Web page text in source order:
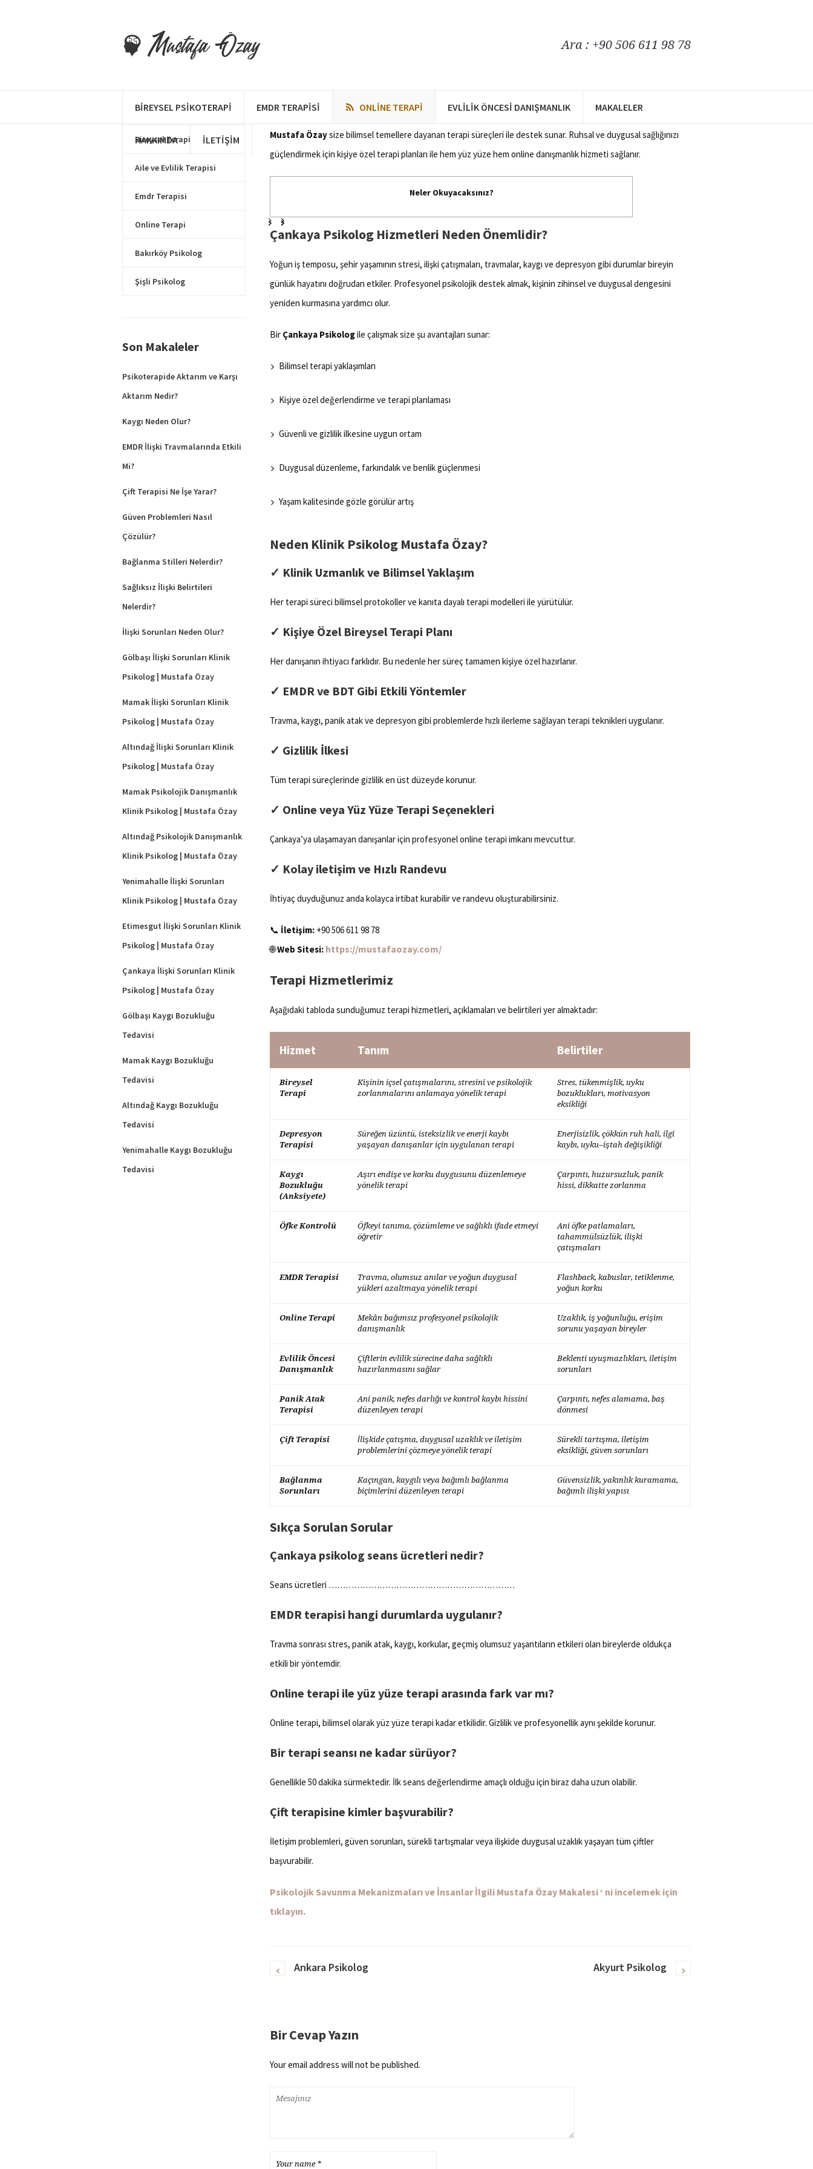
Ara : +90 506 611 98 78
BIREYSEL PSIKOTERAPI EMDR TERAPISI ONLINE TERAPI EVLILIK ÖNCESI DANIŞMANLIK MAKALELER
HAKKIMDA İLETIŞIM
Bireysel
alanında profesyonel, güvenilir ve çözüm odaklı bir psikolog arıyorsanız,
Mustafa Özaysize bilimsel temellere dayanan terapi süreçleri ile destek sunar. Ruhsal ve duygusal sağlığınızı
güçlendirmek için kişiye özel terapi planları ile hem yüz yüze hem online danışmanlık hizmeti sağlanır.
Neler Okuyacaksınız?
Çankaya Psikolog Hizmetleri Neden Önemlidir?
Yoğun iş temposu, şehir yaşamının stresi, ilişki çatışmaları, travmalar, kaygı ve depresyon gibi durumlar bireyin
günlük hayatını doğrudan etkiler. Profesyonel psikolojik destek almak, kişinin zihinsel ve duygusal dengesini
yeniden kurmasına yardımcı olur.
Bir Çankaya Psikologile çalışmak size şu avantajları sunar:
Bilimsel terapi yaklaşımları
Kişiye özel değerlendirme ve terapi planlaması
Güvenli ve gizlilik ilkesine uygun ortam
Duygusal düzenleme, farkındalık ve benlik güçlenmesi
Yaşam kalitesinde gözle görülür artış
Neden Klinik Psikolog Mustafa Özay?
✓ Klinik Uzmanlık ve Bilimsel Yaklaşım
Her terapi süreci bilimsel protokoller ve kanıta dayalı terapi modelleri ile yürütülür.
✓ Kişiye Özel Bireysel Terapi Planı
Her danışanın ihtiyacı farklıdır. Bu nedenle her süreç tamamen kişiye özel hazırlanır.
✓ EMDR ve BDT Gibi Etkili Yöntemler
Travma, kaygı, panik atak ve depresyon gibi problemlerde hızlı ilerleme sağlayan terapi teknikleri uygulanır.
✓ Gizlilik İlkesi
Tüm terapi süreçlerinde gizlilik en üst düzeyde korunur.
✓ Online veya Yüz Yüze Terapi Seçenekleri
Çankaya’ya ulaşamayan danışanlar için profesyonel online terapi imkanı mevcuttur.
✓ Kolay iletişim ve Hızlı Randevu
İhtiyaç duyduğunuz anda kolayca irtibat kurabilir ve randevu oluşturabilirsiniz.
📞 İletişim: +90 506 611 98 78
🌐Web Sitesi: https://mustafaozay.com/
Terapi Hizmetlerimiz
Aşağıdaki tabloda sunduğumuz terapi hizmetleri, açıklamaları ve belirtileri yer almaktadır:
Hizmet Tanım Belirtiler
Bireysel
Terapi
Kişinin içsel çatışmalarını, stresini ve psikolojik
zorlanmalarını anlamaya yönelik terapi
Stres, tükenmişlik, uyku
bozuklukları, motivasyon
eksikliği
Depresyon
Terapisi
Süreğen üzüntü, isteksizlik ve enerji kaybı
yaşayan danışanlar için uygulanan terapi
Enerjisizlik, çökkün ruh hali, ilgi
kaybı, uyku–iştah değişikliği
Kaygı
Bozukluğu
(Anksiyete)
Aşırı endişe ve korku duygusunu düzenlemeye
yönelik terapi
Çarpıntı, huzursuzluk, panik
hissi, dikkatte zorlanma
Öfke Kontrolü
Öfkeyi tanıma, çözümleme ve sağlıklı ifade etmeyi
öğretir
Ani öfke patlamaları,
tahammülsüzlük, ilişki
çatışmaları
EMDR Terapisi
Travma, olumsuz anılar ve yoğun duygusal
yükleri azaltmaya yönelik terapi
Flashback, kabuslar, tetiklenme,
yoğun korku
Online Terapi
Mekân bağımsız profesyonel psikolojik
danışmanlık
Uzaklık, iş yoğunluğu, erişim
sorunu yaşayan bireyler
Evlilik Öncesi
Danışmanlık
Çiftlerin evlilik sürecine daha sağlıklı
hazırlanmasını sağlar
Beklenti uyuşmazlıkları, iletişim
sorunları
Panik Atak
Terapisi
Ani panik, nefes darlığı ve kontrol kaybı hissini
düzenleyen terapi
Çarpıntı, nefes alamama, baş
dönmesi
Çift Terapisi
İlişkide çatışma, duygusal uzaklık ve iletişim
problemlerini çözmeye yönelik terapi
Sürekli tartışma, iletişim
eksikliği, güven sorunları
Bağlanma
Sorunları
Kaçıngan, kaygılı veya bağımlı bağlanma
biçimlerini düzenleyen terapi
Güvensizlik, yakınlık kuramama,
bağımlı ilişki yapısı
Sıkça Sorulan Sorular
Çankaya psikolog seans ücretleri nedir?
Seans ücretleri …………………………………………………………
EMDR terapisi hangi durumlarda uygulanır?
Travma sonrası stres, panik atak, kaygı, korkular, geçmiş olumsuz yaşantıların etkileri olan bireylerde oldukça
etkili bir yöntemdir.
Online terapi ile yüz yüze terapi arasında fark var mı?
Online terapi, bilimsel olarak yüz yüze terapi kadar etkilidir. Gizlilik ve profesyonellik aynı şekilde korunur.
Bir terapi seansı ne kadar sürüyor?
Genellikle 50 dakika sürmektedir. İlk seans değerlendirme amaçlı olduğu için biraz daha uzun olabilir.
Çift terapisine kimler başvurabilir?
İletişim problemleri, güven sorunları, sürekli tartışmalar veya ilişkide duygusal uzaklık yaşayan tüm çiftler
başvurabilir.
Psikolojik Savunma Mekanizmaları ve İnsanlar İlgili Mustafa Özay Makalesi ‘ ni incelemek için
tıklayın.
Ankara Psikolog Akyurt Psikolog
Bir Cevap Yazın
Your email address will not be published.
Makale Kategorileri
Bireysel Terapi
Aile ve Evlilik Terapisi
Emdr Terapisi
Online Terapi
Bakırköy Psikolog
Şişli Psikolog
Son Makaleler
Psikoterapide Aktarım ve Karşı
Aktarım Nedir?
Kaygı Neden Olur?
EMDR İlişki Travmalarında Etkili
Mi?
Çift Terapisi Ne İşe Yarar?
Güven Problemleri Nasıl
Çözülür?
Bağlanma Stilleri Nelerdir?
Sağlıksız İlişki Belirtileri
Nelerdir?
İlişki Sorunları Neden Olur?
Gölbaşı İlişki Sorunları Klinik
Psikolog | Mustafa Özay
Mamak İlişki Sorunları Klinik
Psikolog | Mustafa Özay
Altındağ İlişki Sorunları Klinik
Psikolog | Mustafa Özay
Mamak Psikolojik Danışmanlık
Klinik Psikolog | Mustafa Özay
Altındağ Psikolojik Danışmanlık
Klinik Psikolog | Mustafa Özay
Yenimahalle İlişki Sorunları
Klinik Psikolog | Mustafa Özay
Etimesgut İlişki Sorunları Klinik
Psikolog | Mustafa Özay
Çankaya İlişki Sorunları Klinik
Psikolog | Mustafa Özay
Gölbaşı Kaygı Bozukluğu
Tedavisi
Mamak Kaygı Bozukluğu
Tedavisi
Altındağ Kaygı Bozukluğu
Tedavisi
Yenimahalle Kaygı Bozukluğu
Tedavisi